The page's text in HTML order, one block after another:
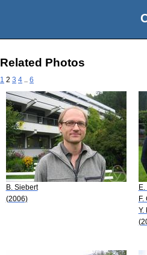
Related Photos
1 2 3 4 6
B. Siebert
(2006)
F.
Y.